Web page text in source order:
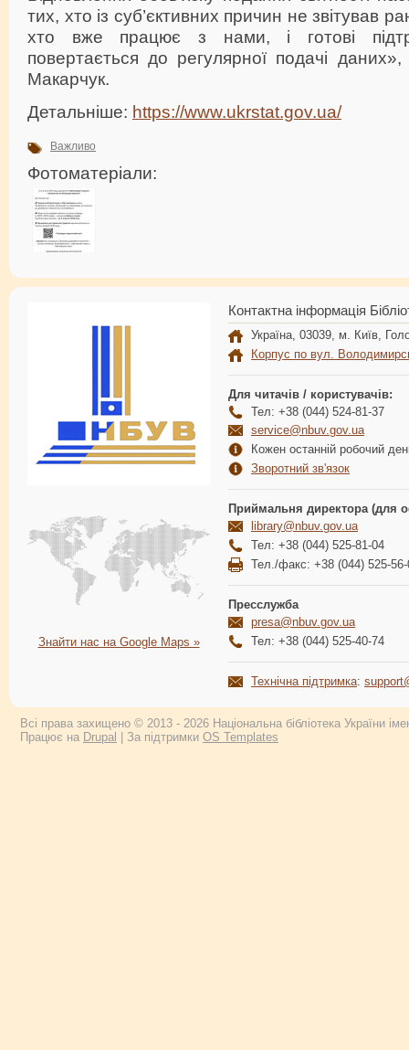
тих, хто із суб’єктивних причин не звітував
хто вже працює з нами, і готові
повертається до регулярної подачі
Макарчук.
Детальніше: https://www.ukrstat.gov.ua/
Важливо
Фотоматеріали:
Знайти нас на Google Maps »
Контактна інформація
Україна, 03039, м. Київ,
Корпус по вул.
Для читачів / користувачів:
Тел: +38 (044) 524-81-37
service@nbuv.gov.ua
Кожен останній робочий
Зворотний зв'язок
Приймальня директора (для
library@nbuv.gov.ua
Тел: +38 (044) 525-81-04
Тел./факс: +38 (044) 525-56-
Пресслужба
presa@nbuv.gov.ua
Тел: +38 (044) 525-40-74
Технічна підтримка:
Всі права захищено © 2013 - 2026 Національна бібліотека України
Працює на Drupal | За підтримки OS Templates